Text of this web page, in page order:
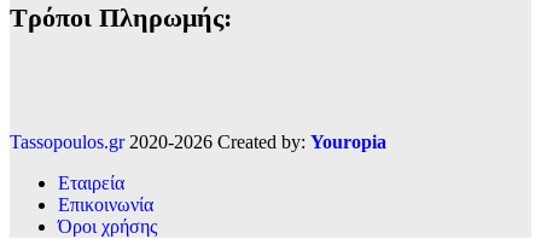
Τρόποι Πληρωμής:
Tassopoulos.gr2020-2026 Created by: Youropia
Εταιρεία
Επικοινωνία
Όροι χρήσης